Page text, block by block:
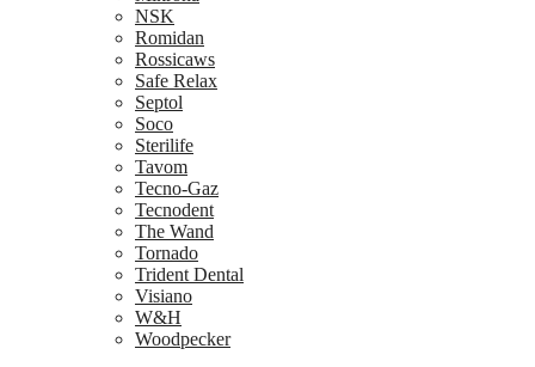
NSK
Romidan
Rossicaws
Safe Relax
Septol
Soco
Sterilife
Tavom
Tecno-Gaz
Tecnodent
The Wand
Tornado
Trident Dental
Visiano
W&H
Woodpecker